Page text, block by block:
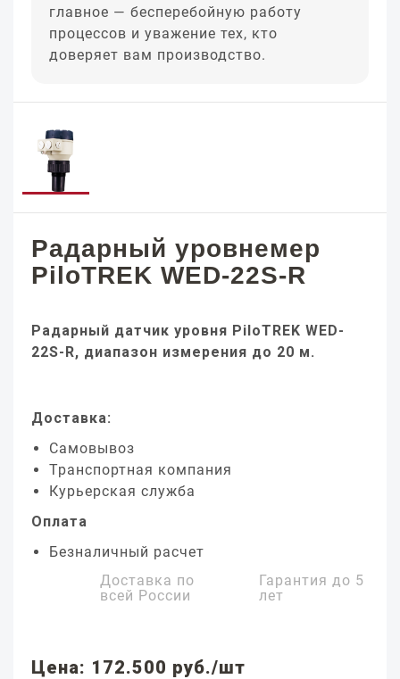
главное — бесперебойную работу
процессов и уважение тех, кто
доверяет вам производство.
Радарный уровнемер
PiloTREK WED-22S-R
Радарный датчик уровня PiloTREK WED-
22S-R, диапазон измерения до 20 м.
Доставка:
Самовывоз
Транспортная компания
Курьерская служба
Оплата
Безналичный расчет
Доставка по
всей России
Гарантия до 5
лет
Цена: 172.500 руб./шт